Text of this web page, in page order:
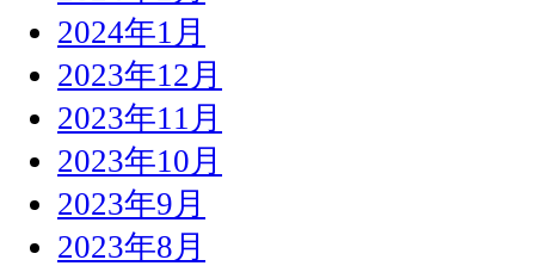
2024年1月
2023年12月
2023年11月
2023年10月
2023年9月
2023年8月